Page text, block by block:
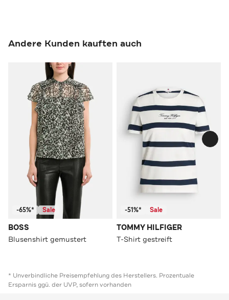
Andere Kunden kauften auch
-65%* Sale
BOSS
Blusenshirt gemustert
-51%* Sale
TOMMY HILFIGER
T-Shirt gestreift
* Unverbindliche Preisempfehlung des Herstellers. Prozentuale
Ersparnis ggü. der UVP, sofern vorhanden